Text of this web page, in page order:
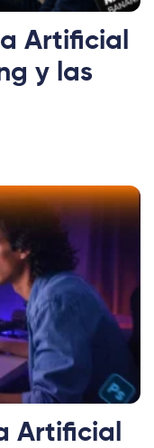
Artificial
y las
Artificial